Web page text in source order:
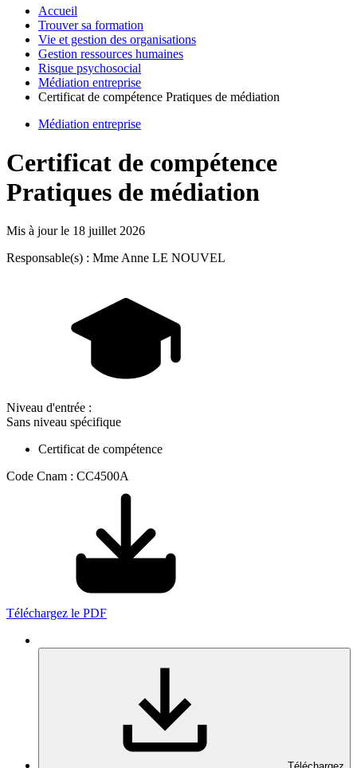
Accueil
Trouver sa formation
Vie et gestion des organisations
Gestion ressources humaines
Risque psychosocial
Médiation entreprise
Certificat de compétence Pratiques de médiation
Médiation entreprise
Certificat de compétence
Pratiques de médiation
Mis à jour le 18 juillet 2026
Responsable(s) : Mme Anne LE NOUVEL
Niveau d'entrée :
Sans niveau spécifique
Certificat de compétence
Code Cnam : CC4500A
Téléchargez le PDF